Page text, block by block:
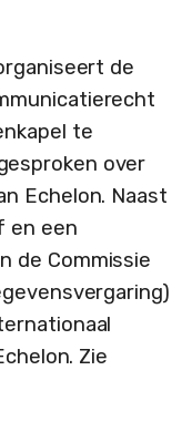
de
te
over
Echelon. Naast
en een
de Commissie
Zie